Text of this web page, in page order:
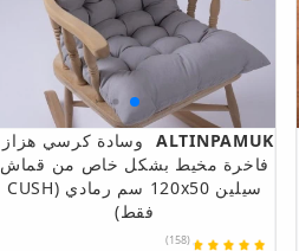
ALTINPAMUK
وسادة كرسي هزاز
فاخرة مخيط بشكل خاص من قماش
سيلين 120x50 سم رمادي (CUSH
فقط)
(158)